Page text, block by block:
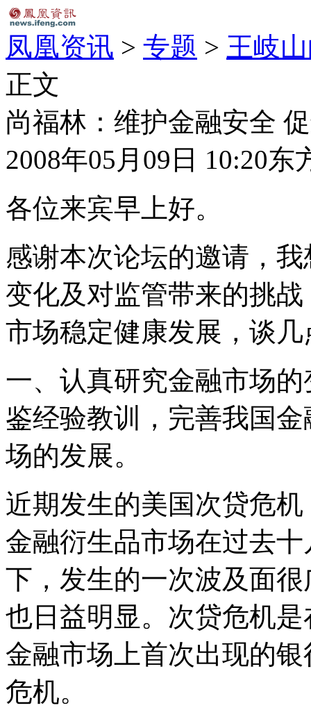
凤凰资讯 > 专题 > 王岐
正文
尚福林：维护金融安全
2008年05月09日 10:20东
各位来宾早上好。
感谢本次论坛的邀请，
变化及对监管带来的挑
市场稳定健康发展，谈
一、认真研究金融市场
鉴经验教训，完善我国
场的发展。
近期发生的美国次贷危
金融衍生品市场在过去
下，发生的一次波及面
也日益明显。次贷危机
金融市场上首次出现的
危机。